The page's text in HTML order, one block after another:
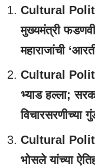
Cultural
मुख्यमंत्री
महाराजांची
Cultural
भ्याड हल्ला;
विचारसरणीच्या
Cultural
भोसले यांच्या